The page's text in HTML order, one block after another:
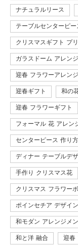
ナチュラルリース
テーブルセンターピー
クリスマスギフト プ
ガラスドーム アレン
迎春 フラワーアレン
迎春ギフト 和の
迎春 フラワーギフト
フォーマル 花 アレン
センターピース 作り方
ディナー テーブルデ
手作り クリスマス花
クリスマス フラワー
ポインセチア デザイン
和モダン アレンジメン
和と洋 融合 迎春